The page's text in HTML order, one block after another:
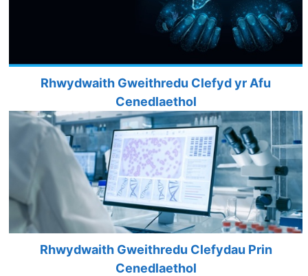
Rhwydwaith Gweithredu Clefyd yr Afu
Cenedlaethol
Rhwydwaith Gweithredu Clefydau Prin
Cenedlaethol